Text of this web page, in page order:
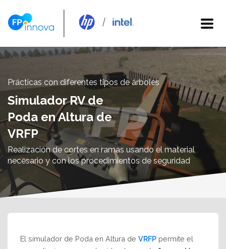
Prácticas con diferentes tipos de árboles
Simulador RV de
Poda en Altura de
VRFP
Realización de cortes en ramas usando el material
necesario y con los procedimientos de seguridad
El simulador de Poda en Altura deVRFP permite el